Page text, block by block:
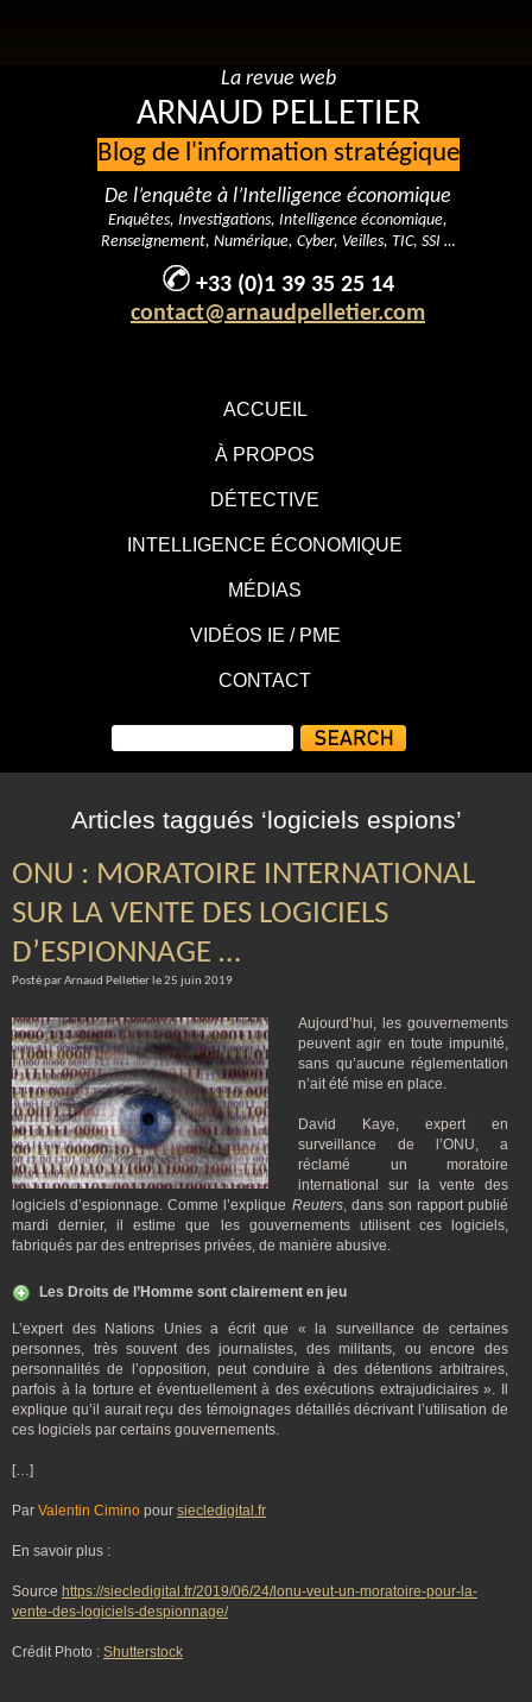
ACCUEIL
À PROPOS
DÉTECTIVE
INTELLIGENCE ÉCONOMIQUE
MÉDIAS
VIDÉOS IE / PME
CONTACT
La revue web
ARNAUD PELLETIER
Blog de l'information stratégique
De l’enquête à l’Intelligence économique
Enquêtes, Investigations, Intelligence économique,
Renseignement, Numérique, Cyber, Veilles, TIC, SSI …
+33 (0)1 39 35 25 14
contact@arnaudpelletier.com
Articles taggués ‘logiciels espions’
ONU : MORATOIRE INTERNATIONAL
SUR LA VENTE DES LOGICIELS
D’ESPIONNAGE …
Posté par Arnaud Pelletier le 25 juin 2019
Aujourd’hui, les gouvernements
peuvent agir en toute impunité,
sans qu’aucune réglementation
n’ait été mise en place.
David Kaye, expert en
surveillance de l’ONU, a
réclamé un moratoire
international sur la vente des
logiciels d’espionnage. Comme l’explique Reuters, dans son rapport publié
mardi dernier, il estime que les gouvernements utilisent ces logiciels,
fabriqués par des entreprises privées, de manière abusive.
Les Droits de l’Homme sont clairement en jeu
L’expert des Nations Unies a écrit que « la surveillance de certaines
personnes, très souvent des journalistes, des militants, ou encore des
personnalités de l’opposition, peut conduire à des détentions arbitraires,
parfois à la torture et éventuellement à des exécutions extrajudiciaires ». Il
explique qu’il aurait reçu des témoignages détaillés décrivant l’utilisation de
ces logiciels par certains gouvernements.
[…]
Par Valentin Cimino pour siecledigital.fr
En savoir plus :
Source https://siecledigital.fr/2019/06/24/lonu-veut-un-moratoire-pour-la-
vente-des-logiciels-despionnage/
Crédit Photo : Shutterstock